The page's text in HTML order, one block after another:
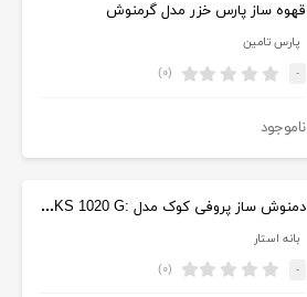
قهوه ساز پارس خزر مدل گرمنوش
پارس تامین
- (۰)
ناموجود
دمنوش ساز پروفی کوک مدل :PC-WKS 1020 G
بانه استار
- (۰)